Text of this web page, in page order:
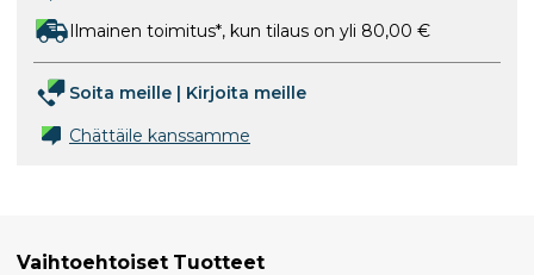
Ilmainen toimitus*, kun tilaus on yli 80,00 €
Soita meille | Kirjoita meille
Chättäile kanssamme
Vaihtoehtoiset Tuotteet